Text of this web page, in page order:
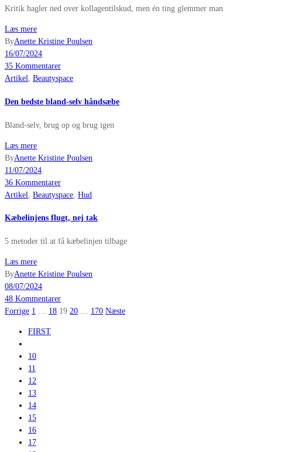
Kritik hagler ned over kollagentilskud, men én ting glemmer man
Læs mere
ByAnette Kristine Poulsen
16/07/2024
35 Kommentarer
Artikel, Beautyspace
Den bedste bland-selv håndsæbe
Bland-selv, brug op og brug igen
Læs mere
ByAnette Kristine Poulsen
11/07/2024
36 Kommentarer
Artikel Beautyspace Hud
Kæbelinjens flugt, nej tak
5 metoder til at få kæbelinjen tilbage
Læs mere
ByAnette Kristine Poulsen
08/07/2024
48 Kommentarer
Indlægsinddeling
Forrige 1 18 19 20 170 Næste
FIRST
10
11
12
13
14
15
16
17